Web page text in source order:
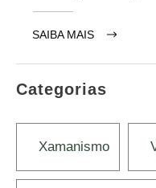
SAIBA MAIS
Categorias
Xamanismo